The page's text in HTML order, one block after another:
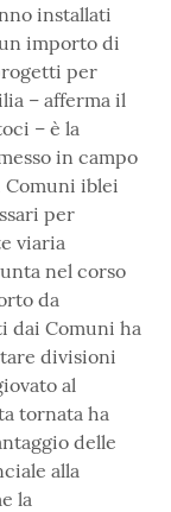
installati
importo di
per
– afferma il
– è la
in campo
iblei
per
viaria
nel corso
da
dai Comuni ha
divisioni
al
tornata ha
delle
alla
la